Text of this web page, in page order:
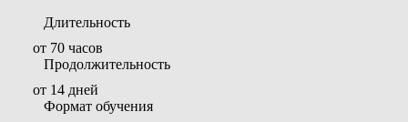
Длительность
от 70 часов
Продолжительность
от 14 дней
Формат обучения